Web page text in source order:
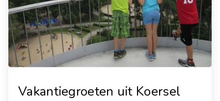
Vakantiegroeten uit Koersel